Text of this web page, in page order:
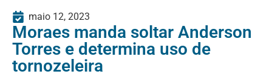
maio 12, 2023
Moraes manda soltar Anderson
Torres e determina uso de
tornozeleira